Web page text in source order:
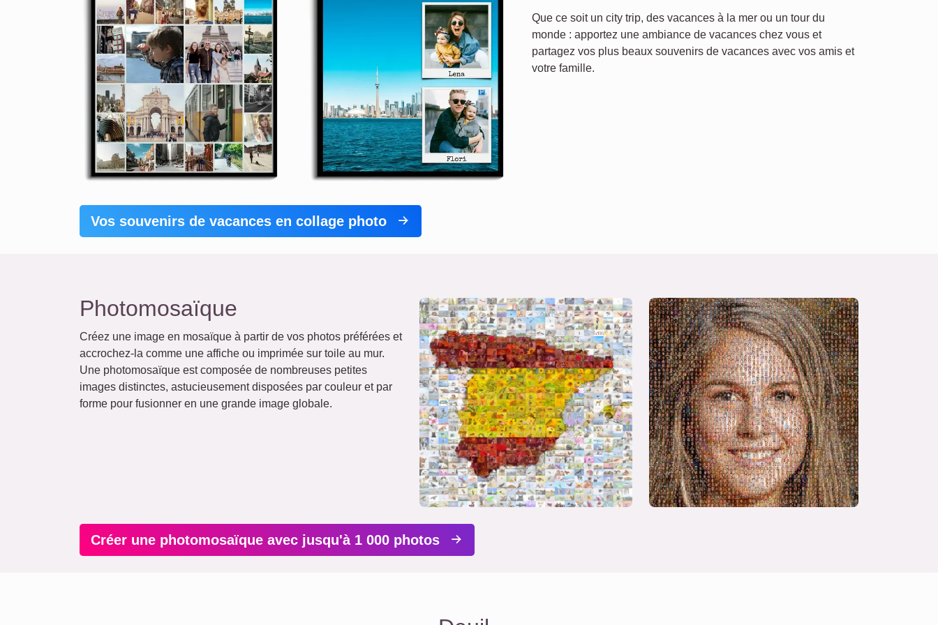
Que ce soit un city trip, des vacances à la mer ou un tour du
monde : apportez une ambiance de vacances chez vous et
partagez vos plus beaux souvenirs de vacances avec vos amis et
votre famille.
Vos souvenirs de vacances en collage photo
Photomosaïque
Créez une image en mosaïque à partir de vos photos préférées et
accrochez-la comme une affiche ou imprimée sur toile au mur.
Une photomosaïque est composée de nombreuses petites
images distinctes, astucieusement disposées par couleur et par
forme pour fusionner en une grande image globale.
Créer une photomosaïque avec jusqu'à 1 000 photos